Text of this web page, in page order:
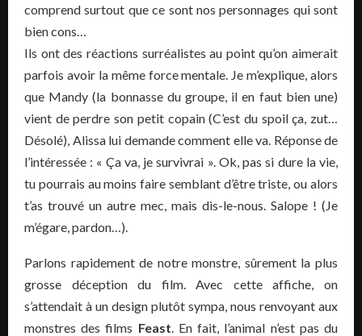
comprend surtout que ce sont nos personnages qui sont
bien cons…
Ils ont des réactions surréalistes au point qu’on aimerait
parfois avoir la même force mentale. Je m’explique, alors
que Mandy (la bonnasse du groupe, il en faut bien une)
vient de perdre son petit copain (C’est du spoil ça, zut…
Désolé), Alissa lui demande comment elle va. Réponse de
l’intéressée : « Ça va, je survivrai ». Ok, pas si dure la vie,
tu pourrais au moins faire semblant d’être triste, ou alors
t’as trouvé un autre mec, mais dis-le-nous. Salope ! (Je
m’égare, pardon…).
Parlons rapidement de notre monstre, sûrement la plus
grosse déception du film. Avec cette affiche, on
s’attendait à un design plutôt sympa, nous renvoyant aux
monstres des films Feast. En fait, l’animal n’est pas du